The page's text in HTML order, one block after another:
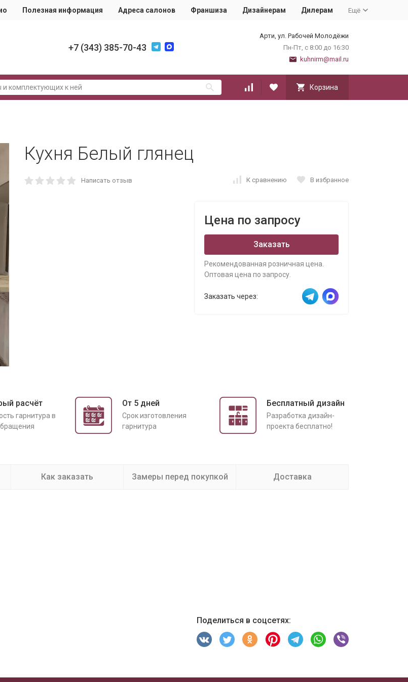
Полезная информация Адреса салонов Франшиза Дизайнерам Дилерам Ещё
+7 (343) 385-70-43
Арти, ул. Рабочей Молодёжи
Пн-Пт, с 8:00 до 16:30
kuhnirm@mail.ru
Корзина
Кухня Белый глянец
Написать отзыв К сравнению В избранное
Цена по запросу
Заказать
Рекомендованная розничная цена.
Оптовая цена по запросу.
Заказать через:
расчёт
гарнитура в
От 5 дней
Срок изготовления
гарнитура
Бесплатный дизайн
Разработка дизайн-
проекта бесплатно!
Как заказать Замеры перед покупкой Доставка
Поделиться в соцсетях: